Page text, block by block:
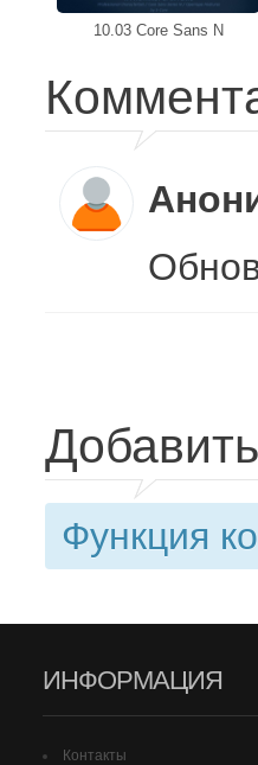
10.03 Core Sans N
Функция
ИНФОРМАЦИЯ
Контакты